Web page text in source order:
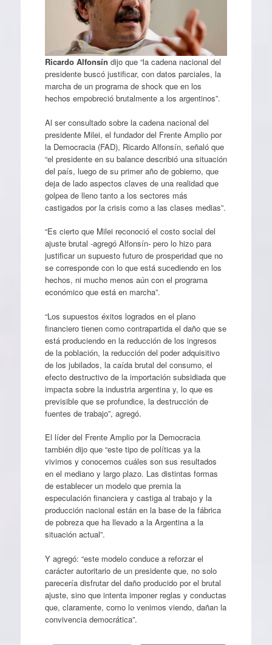
Ricardo Alfonsín dijo que “la cadena nacional del
presidente buscó justificar, con datos parciales, la
marcha de un programa de shock que en los
hechos empobreció brutalmente a los argentinos”.
Al ser consultado sobre la cadena nacional del
presidente Milei, el fundador del Frente Amplio por
la Democracia (FAD), Ricardo Alfonsín, señaló que
“el presidente en su balance describió una situación
del país, luego de su primer año de gobierno, que
deja de lado aspectos claves de una realidad que
golpea de lleno tanto a los sectores más
castigados por la crisis como a las clases medias”.
“Es cierto que Milei reconoció el costo social del
ajuste brutal -agregó Alfonsín- pero lo hizo para
justificar un supuesto futuro de prosperidad que no
se corresponde con lo que está sucediendo en los
hechos, ni mucho menos aún con el programa
económico que está en marcha”.
“Los supuestos éxitos logrados en el plano
financiero tienen como contrapartida el daño que se
está produciendo en la reducción de los ingresos
de la población, la reducción del poder adquisitivo
de los jubilados, la caída brutal del consumo, el
efecto destructivo de la importación subsidiada que
impacta sobre la industria argentina y, lo que es
previsible que se profundice, la destrucción de
fuentes de trabajo”, agregó.
El líder del Frente Amplio por la Democracia
también dijo que “este tipo de políticas ya la
vivimos y conocemos cuáles son sus resultados
en el mediano y largo plazo. Las distintas formas
de establecer un modelo que premia la
especulación financiera y castiga al trabajo y la
producción nacional están en la base de la fábrica
de pobreza que ha llevado a la Argentina a la
situación actual”.
Y agregó: “este modelo conduce a reforzar el
carácter autoritario de un presidente que, no solo
parecería disfrutar del daño producido por el brutal
ajuste, sino que intenta imponer reglas y conductas
que, claramente, como lo venimos viendo, dañan la
convivencia democrática”.